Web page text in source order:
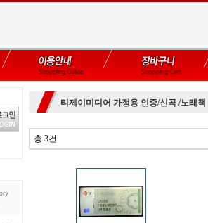
티제이미디어 가정용 인증/신곡 /노래책
총 3건